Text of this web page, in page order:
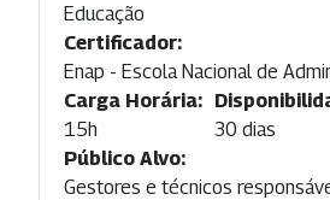
Educação
Certificador:
Enap - Escola Nacional de
Carga Horária:
15h
30 dias
Público Alvo:
Gestores e técnicos